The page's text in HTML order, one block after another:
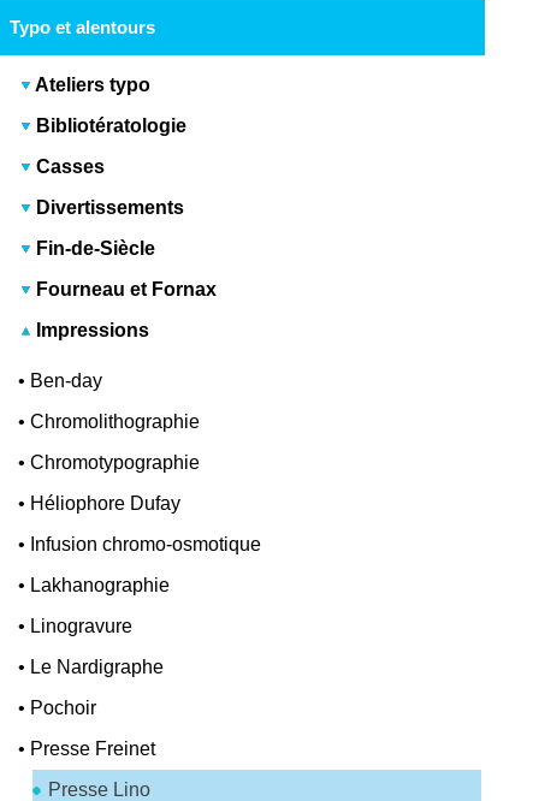
Typo et alentours
Ateliers typo
Bibliotératologie
Casses
Divertissements
Fin-de-Siècle
Fourneau et Fornax
Impressions
• Ben-day
•Chromolithographie
•Chromotypographie
• Héliophore Dufay
• Infusion chromo-osmotique
• Lakhanographie
• Linogravure
• Le Nardigraphe
• Pochoir
• Presse Freinet
Presse Lino